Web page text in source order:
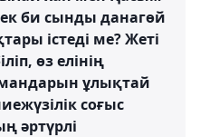
би сынды данагөй
істеді ме? Жеті
өз елінің
ұлықтай
соғыс
әртүрлі